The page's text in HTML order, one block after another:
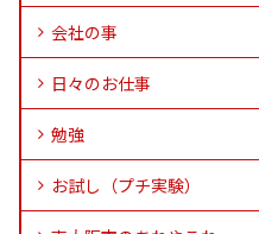
会社の事
日々のお仕事
勉強
お試し（プチ実験）